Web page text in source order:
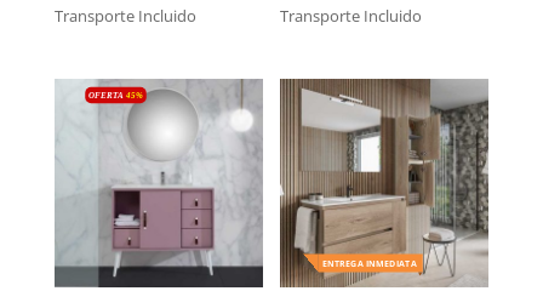
Transporte Incluido
Transporte Incluido
OFERTA 45%
ENTREGA INMEDIATA